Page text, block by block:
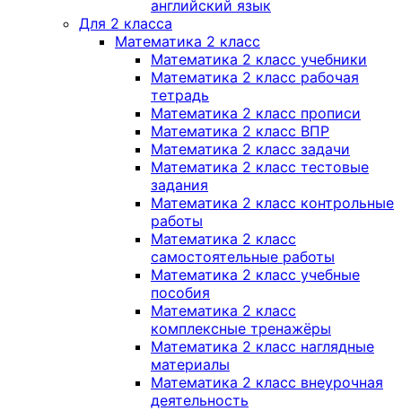
английский язык
Для 2 класса
Математика 2 класс
Математика 2 класс учебники
Математика 2 класс рабочая
тетрадь
Математика 2 класс прописи
Математика 2 класс ВПР
Математика 2 класс задачи
Математика 2 класс тестовые
задания
Математика 2 класс контрольные
работы
Математика 2 класс
самостоятельные работы
Математика 2 класс учебные
пособия
Математика 2 класс
комплексные тренажёры
Математика 2 класс наглядные
материалы
Математика 2 класс внеурочная
деятельность